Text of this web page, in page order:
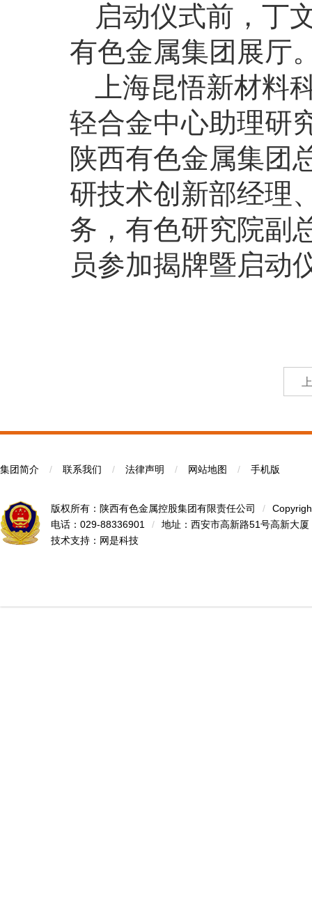
启动仪式前，丁
有色金属集团展厅
上海昆悟新材料
轻合金中心助理研
陕西有色金属集团
研技术创新部经理
务，有色研究院副
员参加揭牌暨启动
集团简介 / 联系我们 / 法律声明 / 网站地图 / 手机版
版权所有：陕西有色金属控股集团有限责任公司 /
电话：029-88336901
/
地址：西安市高新路51号高新大厦
技术支持： 网是科技